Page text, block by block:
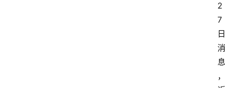
2
7
日
消
息
，